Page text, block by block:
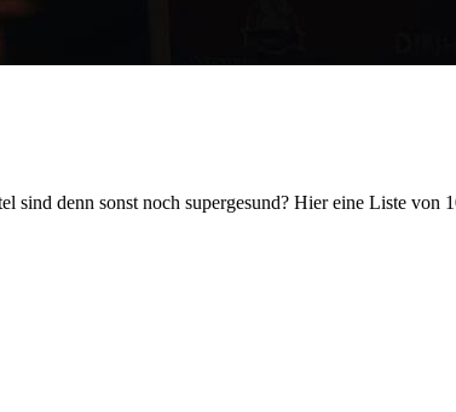
sind denn sonst noch supergesund? Hier eine Liste von